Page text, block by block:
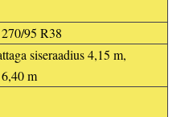
95 R38
siseraadius 4,15 m,
m